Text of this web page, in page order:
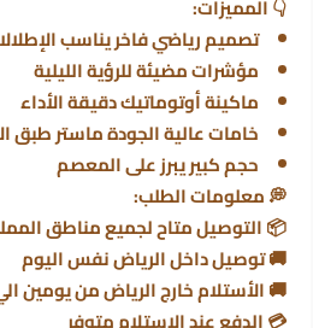
👇 المميزات:
تصميم رياضي فاخر يناسب
مؤشرات مضيئة للرؤية الليلية
ماكينة أوتوماتيك دقيقة الأداء
خامات عالية الجودة ماستر طبق
حجم كبير يبرز على المعصم
💭 معلومات الطلب:
📦 التوصيل متاح لجميع مناطق
🚚 توصيل داخل الرياض نفس اليوم
🚚 الأستلام خارج الرياض من يومين الي 3
💳 الدفع عند الاستلام متوفر